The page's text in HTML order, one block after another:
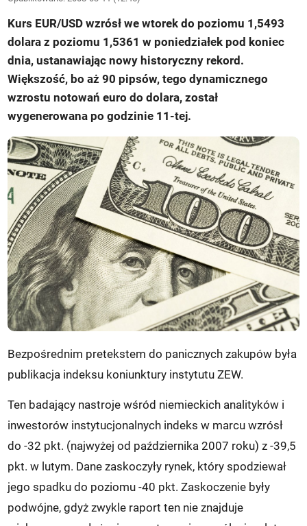
Kurs EUR/USD wzrósł we wtorek do poziomu 1,5493
dolara z poziomu 1,5361 w poniedziałek pod koniec
dnia, ustanawiając nowy historyczny rekord.
Większość, bo aż 90 pipsów, tego dynamicznego
wzrostu notowań euro do dolara, został
wygenerowana po godzinie 11-tej.
Bezpośrednim pretekstem do panicznych zakupów była
publikacja indeksu koniunktury instytutu ZEW.
Ten badający nastroje wśród niemieckich analityków i
inwestorów instytucjonalnych indeks w marcu wzrósł
do -32 pkt. (najwyżej od października 2007 roku) z -39,5
pkt. w lutym. Dane zaskoczyły rynek, który spodziewał
jego spadku do poziomu -40 pkt. Zaskoczenie były
podwójne, gdyż zwykle raport ten nie znajduje